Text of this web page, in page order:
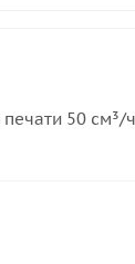
печати 50